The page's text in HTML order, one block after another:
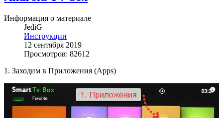
Информация о материале
JediG
Инструкции
12 сентября 2019
Просмотров: 82612
1. Заходим в Приложения (Apps)